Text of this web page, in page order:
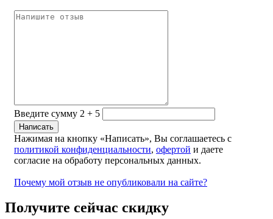
Введите сумму 2 + 5
Нажимая на кнопку «Написать», Вы соглашаетесь с
политикой конфиденциальности, офертой и даете
согласие на обработу персональных данных.
Почему мой отзыв не опубликовали на сайте?
Получите сейчас скидку